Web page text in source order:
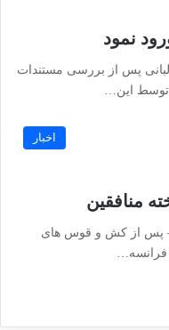
نمود
آلبانی پس از بررسی مستندات
توسط این…
اخبار
منافقین
– پس از کش و قوس های
فرانسه…